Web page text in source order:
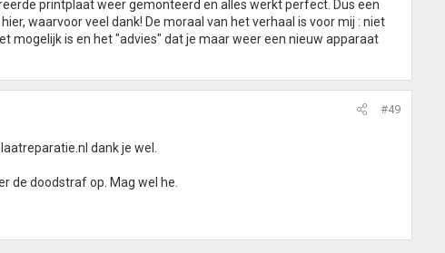
printplaat weer gemonteerd en alles werkt perfect. Dus een
waarvoor veel dank! De moraal van het verhaal is voor mij : niet
mogelijk is en het "advies" dat je maar weer een nieuw apparaat
#49
dank je wel.
de doodstraf op. Mag wel he.